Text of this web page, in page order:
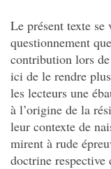
Le présent texte se
questionnement
contribution lors
ici de le rendre
les lecteurs une
à l’origine de la
leur contexte de
mirent à rude
doctrine respective